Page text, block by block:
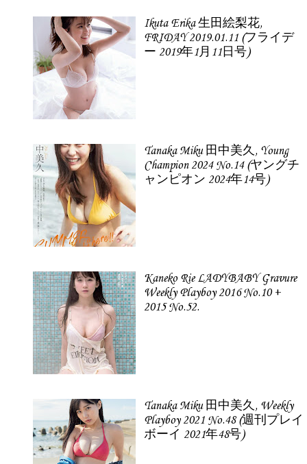
Ikuta Erika 生田絵梨花,
FRIDAY 2019.01.11 (フライデ
ー 2019年1月11日号)
Tanaka Miku 田中美久, Young
Champion 2024 No.14 (ヤングチ
ャンピオン 2024年14号)
Kaneko Rie LADYBABY Gravure
Weekly Playboy 2016 No.10 +
2015 No.52.
Tanaka Miku 田中美久, Weekly
Playboy 2021 No.48 (週刊プレイ
ボーイ 2021年48号)